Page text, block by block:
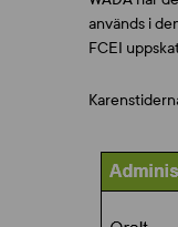
används i
FCEI